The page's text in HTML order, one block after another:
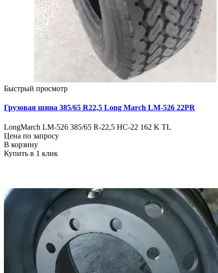
Быстрый просмотр
Грузовая шина 385/65 R22,5 Long March LM-526 22PR
LongMarch LM-526 385/65 R-22,5 HC-22 162 K TL
Цена по запросу
В корзину
Купить в 1 клик